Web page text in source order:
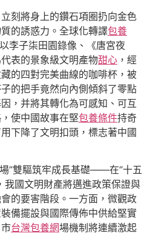
刻將身上的鑽石項圈扔向金色
的誘惑力。全球化轉譯包養
李子柒田園錄像、《唐宮夜
表的景象級文明產物甜心 ，經
的四對完美曲線的咖啡杯，被
的把手竟然向內側傾斜了零點
，并將其轉化為可感知、可互
使中國故事在堅包養條件持奇
用下降了文明扣頭，標志著中國
”雙驅筑牢成長基礎——在“十五
我國文明財產將邁進政策保證與
的要害階段。一方面，微觀政
備擺設與國際傳佈中供給堅實
台灣包養網場機制將連續激起